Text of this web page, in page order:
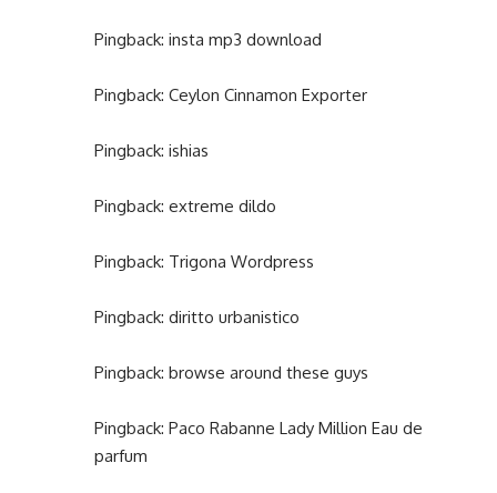
Pingback: insta mp3 download
Pingback: Ceylon Cinnamon Exporter
Pingback: ishias
Pingback: extreme dildo
Pingback: Trigona Wordpress
Pingback: diritto urbanistico
Pingback: browse around these guys
Pingback: Paco Rabanne Lady Million Eau de
parfum